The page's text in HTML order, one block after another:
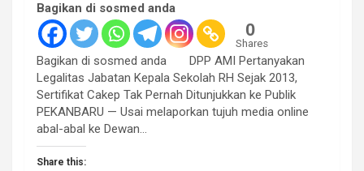
Bagikan di sosmed anda
0
Shares
Bagikan di sosmed anda DPP AMI Pertanyakan
Legalitas Jabatan Kepala Sekolah RH Sejak 2013,
Sertifikat Cakep Tak Pernah Ditunjukkan ke Publik
PEKANBARU — Usai melaporkan tujuh media online
abal-abal ke Dewan…
Share this: